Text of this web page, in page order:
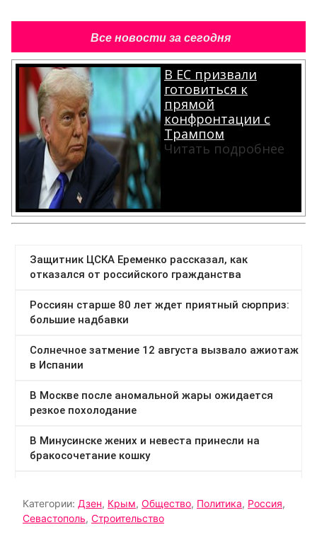
Все новости за сегодня
В ЕС призвали
готовиться к
прямой
конфронтации с
Трампом
Читать подробнее
Категории: Дзен, Крым, Общество, Политика, Россия,
Севастополь, Строительство